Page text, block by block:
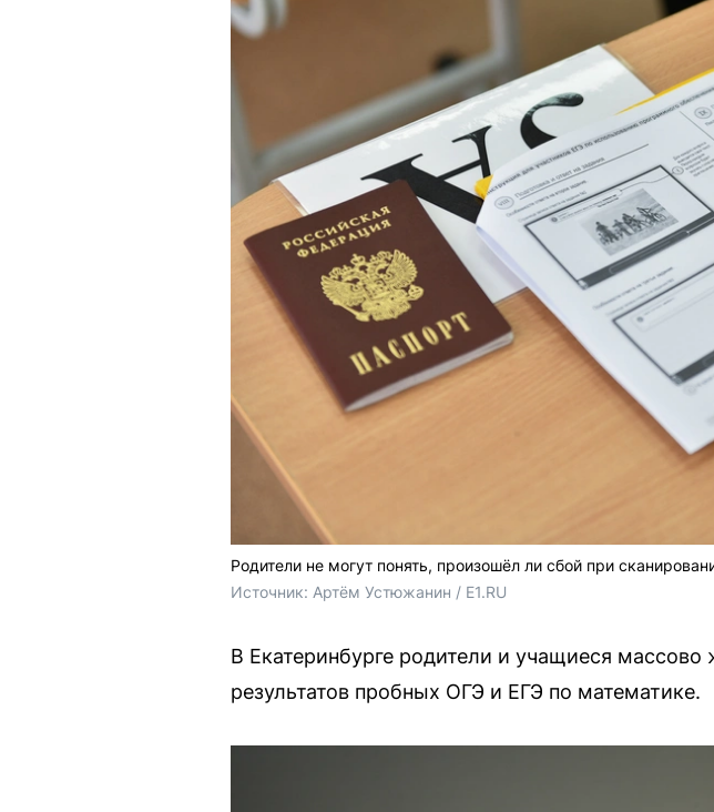
Родители не могут понять, произошёл ли сбой при
Источник: Артём Устюжанин / E1.RU
В Екатеринбурге родители и учащиеся
результатов пробных ОГЭ и ЕГЭ по математике.